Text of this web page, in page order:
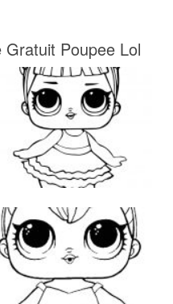
Poupee Lol